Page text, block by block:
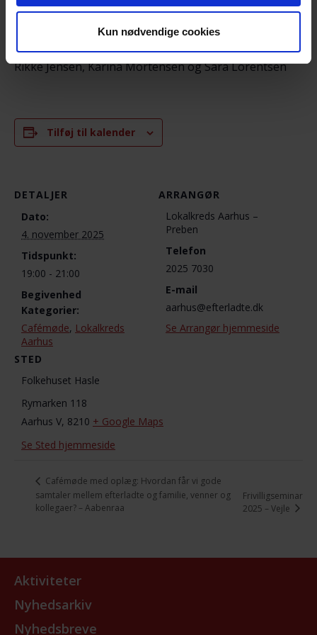
Kun nødvendige cookies
Lene Kathrine Jensen, Morten Holler, Mona Fenger,
Rikke Jensen, Karina Mortensen og Sara Lorentsen
Tilføj til kalender
DETALJER
Dato:
4. november 2025
Tidspunkt:
19:00 - 21:00
Begivenhed
Kategorier:
Cafémøde, Lokalkreds
Aarhus
STED
Folkehuset Hasle
Rymarken 118
Aarhus V, 8210 + Google Maps
Se Sted hjemmeside
ARRANGØR
Lokalkreds Aarhus –
Preben
Telefon
2025 7030
E-mail
aarhus@efterladte.dk
Se Arrangør hjemmeside
Cafémøde med oplæg: Hvordan får vi gode
samtaler mellem efterladte og familie, venner og
kollegaer? – Aabenraa
Frivilligseminar
2025 – Vejle
Aktiviteter
Nyhedsarkiv
Nyhedsbreve